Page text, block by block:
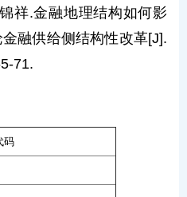
祥.金融地理结构如何影
融供给侧结构性改革[J].
71.
码